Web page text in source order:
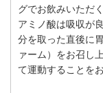
グでお飲みいただ
アミノ酸は吸収が
分を取った直後に
ァーム）をお召し
て運動することを